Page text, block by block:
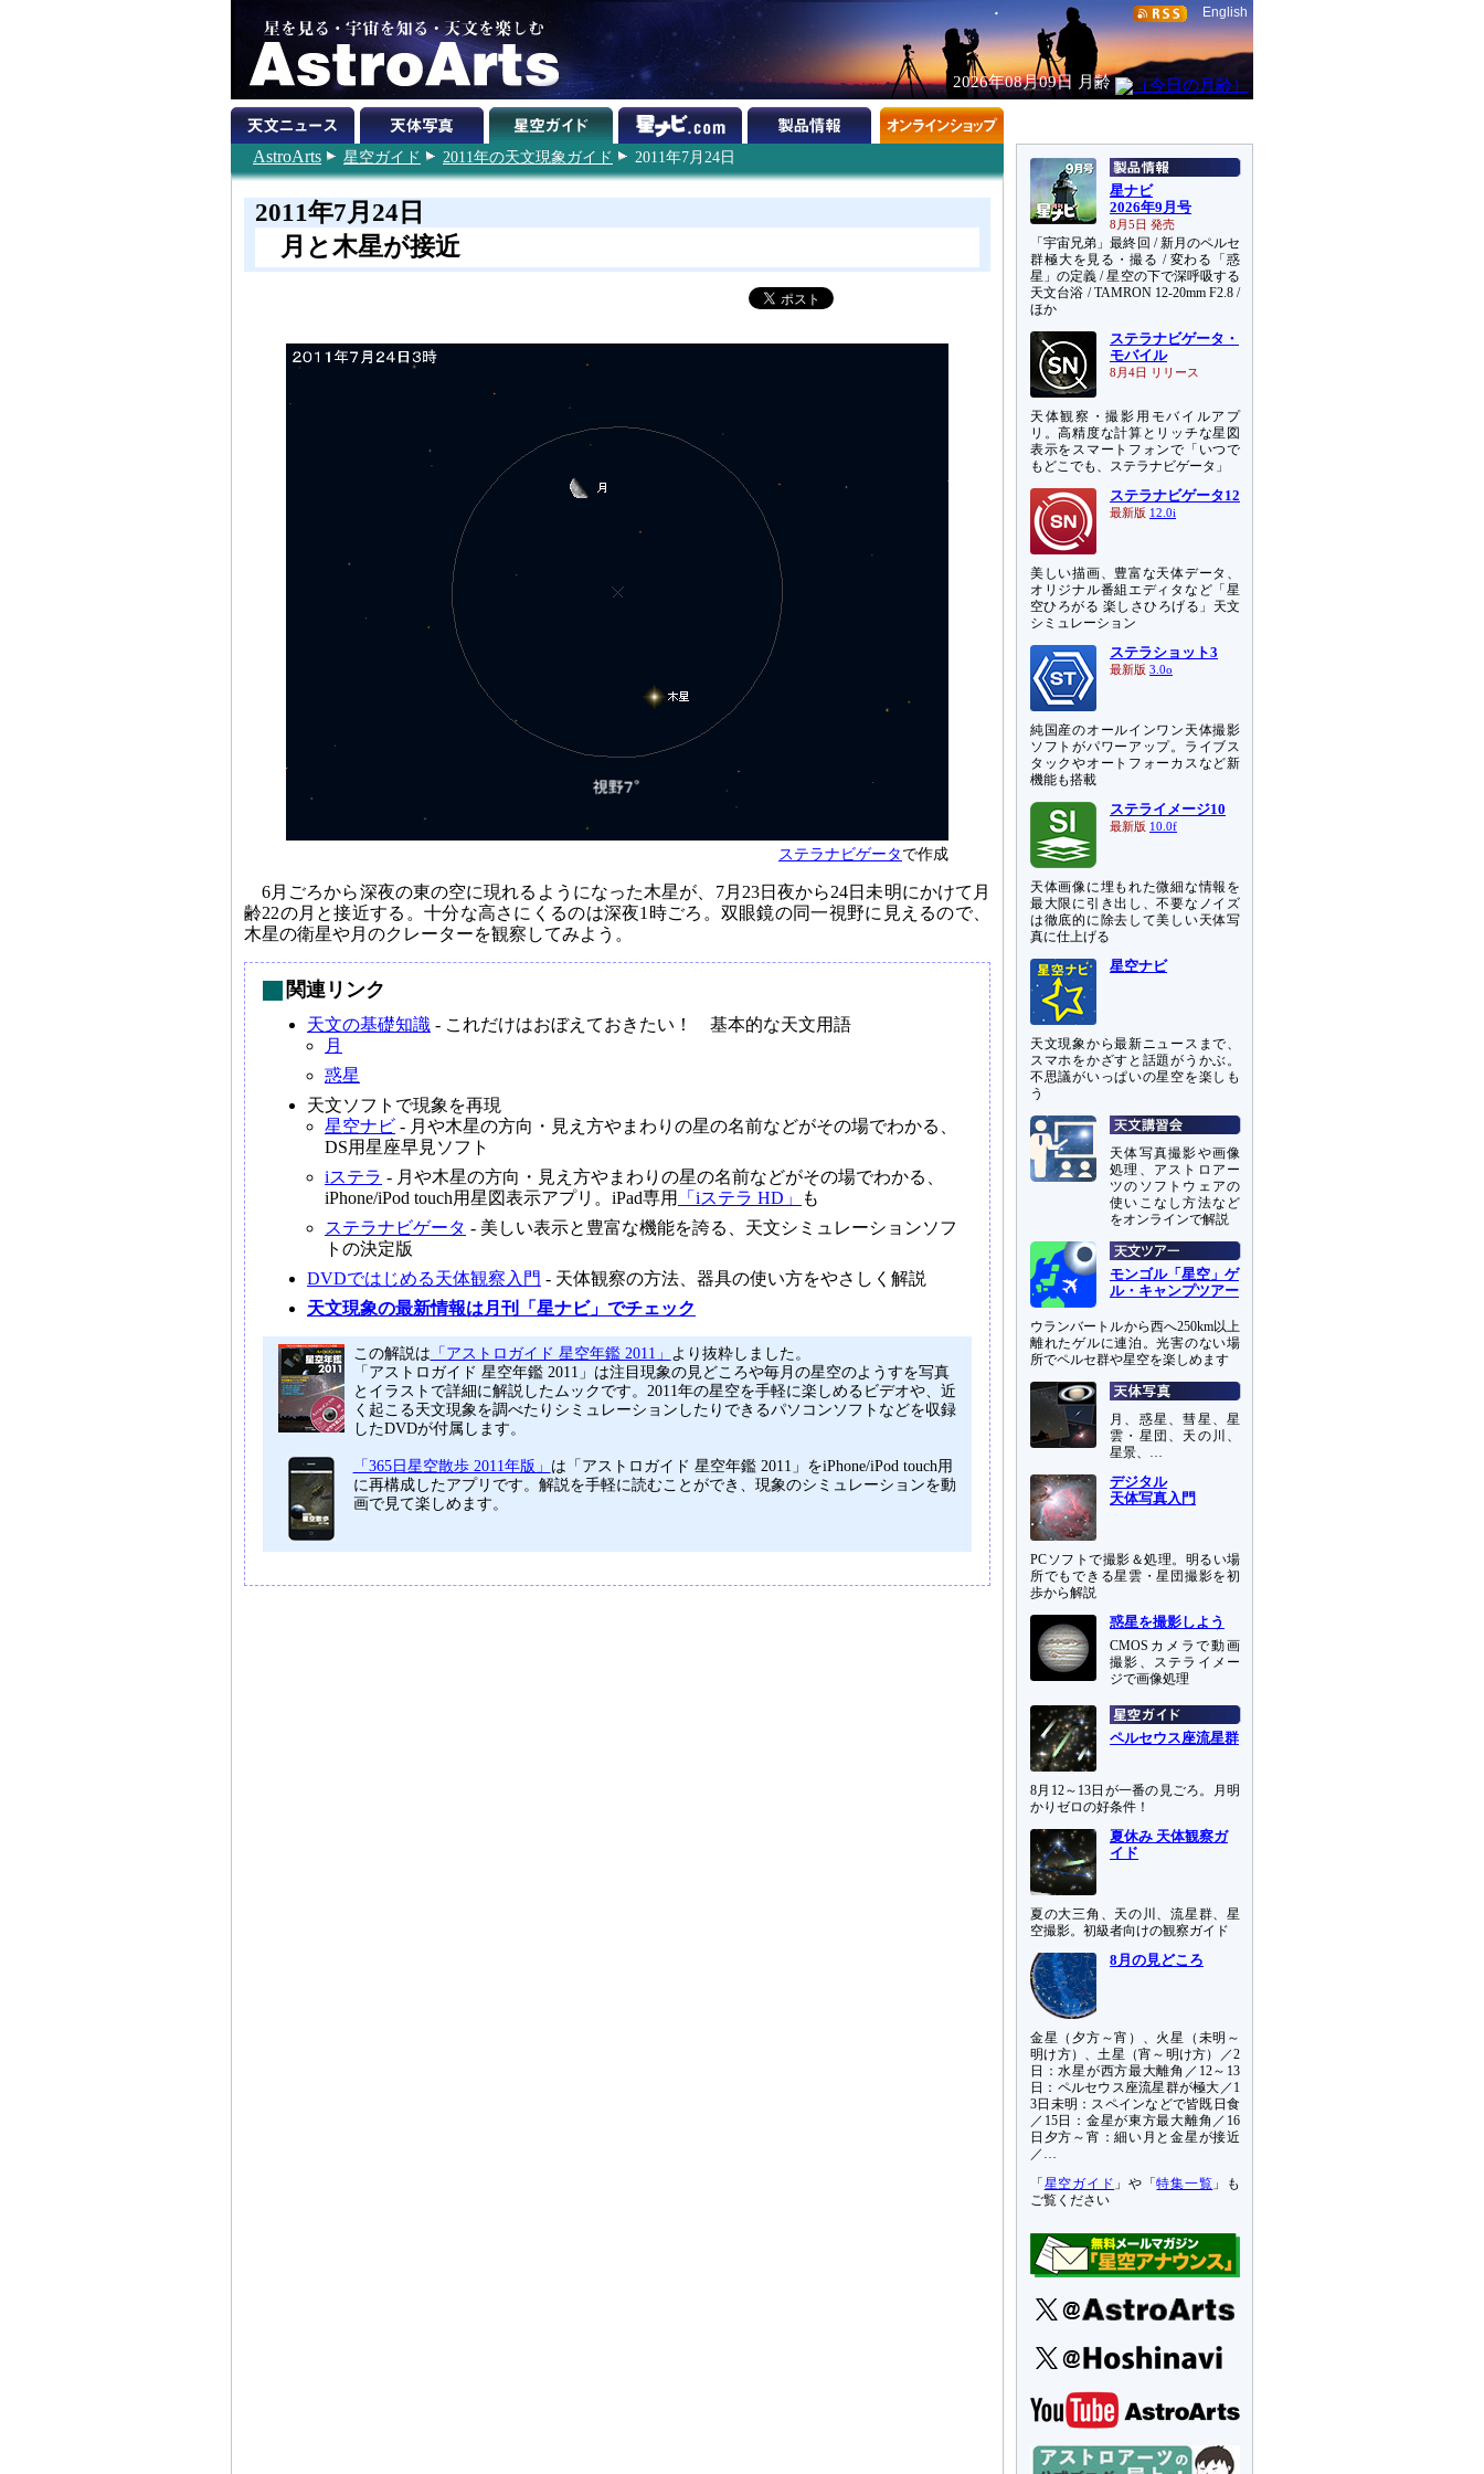
English
2026年08月09日 月齢
AstroArts 星空ガイド 2011年の天文現象ガイド 2011年7月24日
2011年7月24日
月と木星が接近
ステラナビゲータで作成
6月ごろから深夜の東の空に現れるようになった木星が、7月23日夜から24日未明にかけて月
齢22の月と接近する。十分な高さにくるのは深夜1時ごろ。双眼鏡の同一視野に見えるので、
木星の衛星や月のクレーターを観察してみよう。
関連リンク
天文の基礎知識 - これだけはおぼえておきたい！ 基本的な天文用語
月
惑星
天文ソフトで現象を再現
星空ナビ - 月や木星の方向・見え方やまわりの星の名前などがその場でわかる、
DS用星座早見ソフト
iステラ - 月や木星の方向・見え方やまわりの星の名前などがその場でわかる、
iPhone/iPod touch用星図表示アプリ。iPad専用
「iステラ HD」
も
ステラナビゲータ - 美しい表示と豊富な機能を誇る、天文シミュレーションソフ
トの決定版
DVDではじめる天体観察入門 - 天体観察の方法、器具の使い方をやさしく解説
天文現象の最新情報は月刊「星ナビ」でチェック
この解説は 「アストロガイド 星空年鑑 2011」 より抜粋しました。
「アストロガイド 星空年鑑 2011」は注目現象の見どころや毎月の星空のようすを写真
とイラストで詳細に解説したムックです。2011年の星空を手軽に楽しめるビデオや、近
く起こる天文現象を調べたりシミュレーションしたりできるパソコンソフトなどを収録
したDVDが付属します。
「365日星空散歩 2011年版」 は「アストロガイド 星空年鑑 2011」をiPhone/iPod touch用
に再構成したアプリです。解説を手軽に読むことができ、現象のシミュレーションを動
画で見て楽しめます。
星ナビ
2026年9月号
8月5日 発売
「宇宙兄弟」最終回 / 新月のペルセ
群極大を見る・撮る / 変わる「惑
星」の定義 / 星空の下で深呼吸する
天文台浴 / TAMRON 12-20mm F2.8 /
ほか
ステラナビゲータ・
モバイル
8月4日 リリース
天体観察・撮影用モバイルアプ
リ。高精度な計算とリッチな星図
表示をスマートフォンで「いつで
もどこでも、ステラナビゲータ」
ステラナビゲータ12
最新版 12.0i
美しい描画、豊富な天体データ、
オリジナル番組エディタなど「星
空ひろがる 楽しさひろげる」天文
シミュレーション
ステラショット3
最新版 3.0o
純国産のオールインワン天体撮影
ソフトがパワーアップ。ライブス
タックやオートフォーカスなど新
機能も搭載
ステライメージ10
最新版 10.0f
天体画像に埋もれた微細な情報を
最大限に引き出し、不要なノイズ
は徹底的に除去して美しい天体写
真に仕上げる
星空ナビ
天文現象から最新ニュースまで、
スマホをかざすと話題がうかぶ。
不思議がいっぱいの星空を楽しも
う
天体写真撮影や画像
処理、アストロアー
ツのソフトウェアの
使いこなし方法など
をオンラインで解説
モンゴル「星空」ゲ
ル・キャンプツアー
ウランバートルから西へ250km以上
離れたゲルに連泊。光害のない場
所でペルセ群や星空を楽しめます
月、惑星、彗星、星
雲・星団、天の川、
星景、…
デジタル
天体写真入門
PCソフトで撮影＆処理。明るい場
所でもできる星雲・星団撮影を初
歩から解説
惑星を撮影しよう
CMOSカメラで動画
撮影、ステライメー
ジで画像処理
ペルセウス座流星群
8月12～13日が一番の見ごろ。月明
かりゼロの好条件！
夏休み 天体観察ガ
イド
夏の大三角、天の川、流星群、星
空撮影。初級者向けの観察ガイド
8月の見どころ
金星（夕方～宵）、火星（未明～
明け方）、土星（宵～明け方）／2
日：水星が西方最大離角／12～13
日：ペルセウス座流星群が極大／1
3日未明：スペインなどで皆既日食
／15日：金星が東方最大離角／16
日夕方～宵：細い月と金星が接近
／…
「 星空ガイド 」や「特集一覧 」も
ご覧ください